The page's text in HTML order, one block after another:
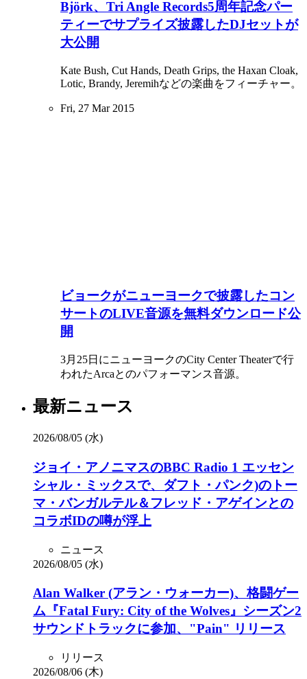
Björk、Tri Angle Records5周年記念パー
ティーでサプライズ披露したDJセットが
大公開
Kate Bush, Cut Hands, Death Grips, the Haxan Cloak,
Lotic, Brandy, Jeremihなどの楽曲をフィーチャー。
Fri, 27 Mar 2015
ビョークがニューヨークで披露したコン
サートのLIVE音源を無料ダウンロード公
開
3月25日にニューヨークのCity Center Theaterで行
われたArcaとのパフォーマンス音源。
最新ニュース
2026/08/05 (水)
ジョイ・アノニマスのBBC Radio 1 エッセン
シャル・ミックスで、ダフト・パンク)のトー
マ・バンガルテル＆フレッド・アゲインとの
コラボIDの噂が浮上
ニュース
2026/08/05 (水)
Alan Walker (アラン・ウォーカー)、格闘ゲー
ム『Fatal Fury: City of the Wolves』シーズン2
サウンドトラックに参加、"Pain" リリース
リリース
2026/08/06 (木)